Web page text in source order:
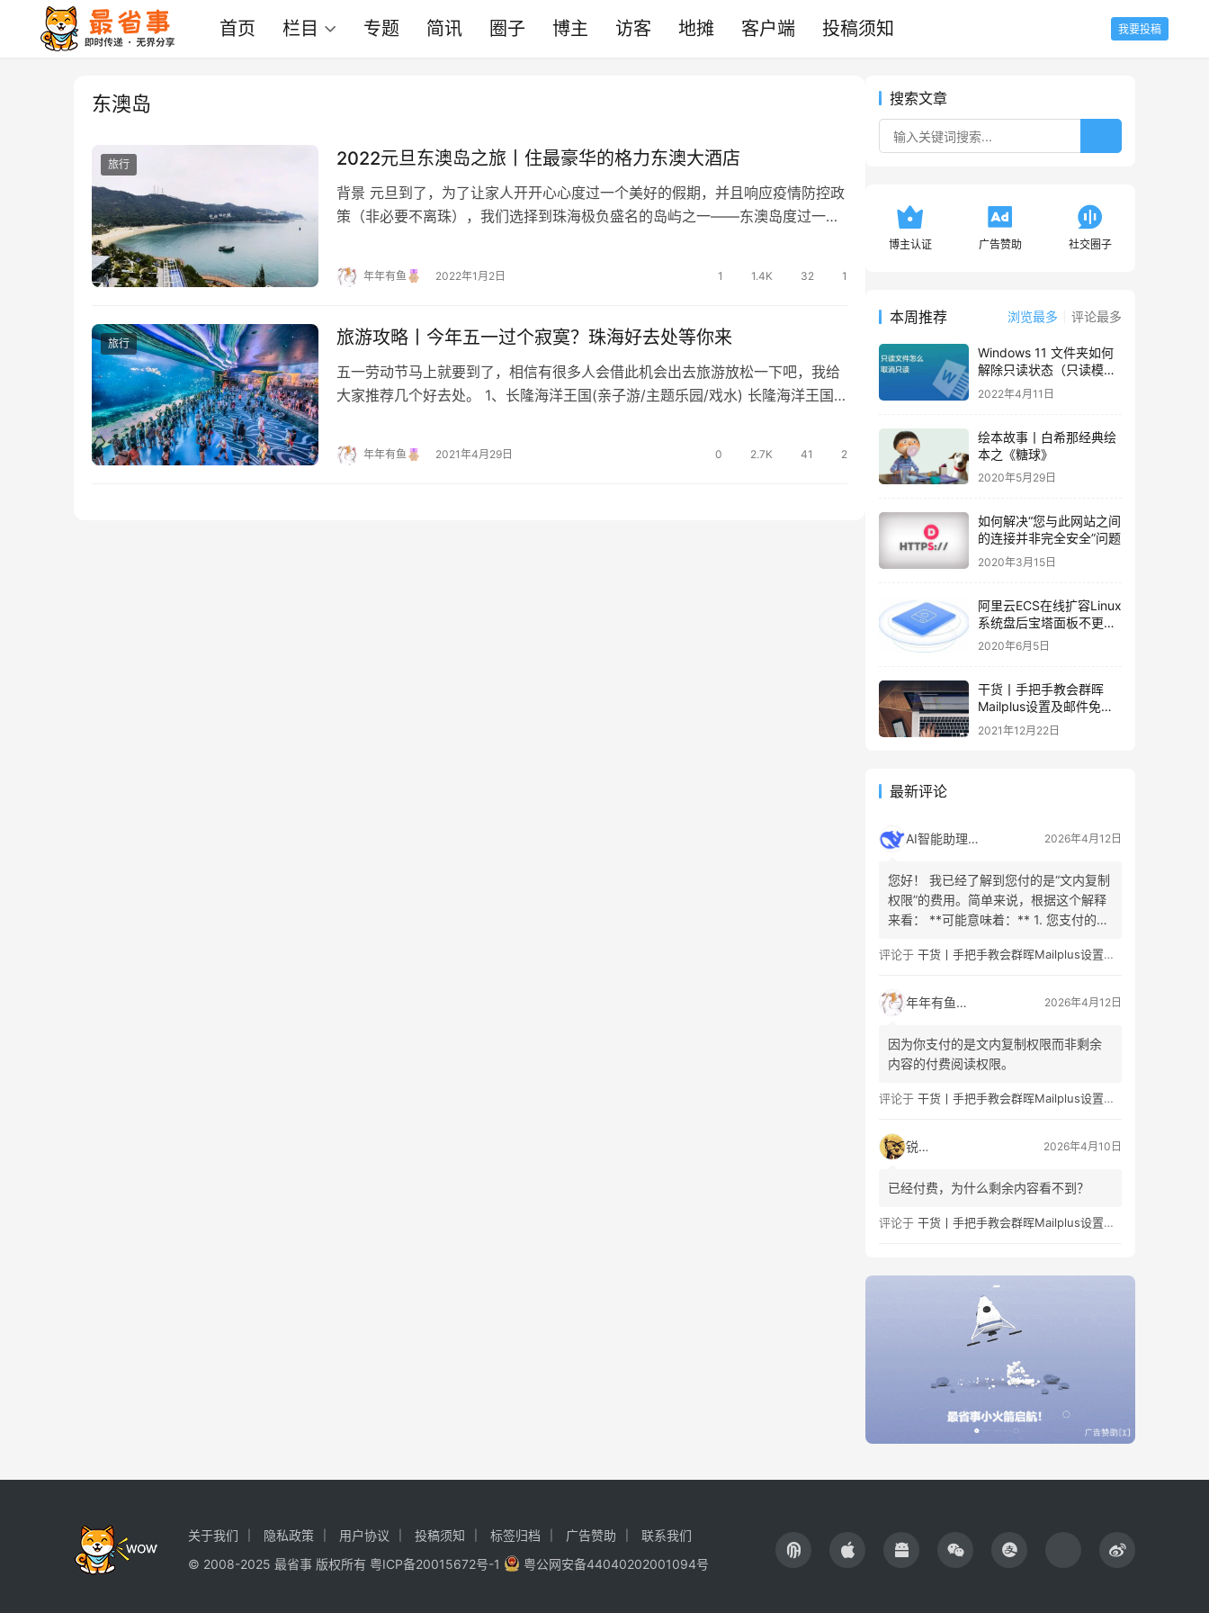
首页 栏目 专题 简讯 圈子 博主 访客 地摊 客户端 投稿须知 我要投稿
东澳岛
旅行 2022元旦东澳岛之旅丨住最豪华的格力东澳大酒店
背景 元旦到了，为了让家人开开心心度过一个美好的假期，并且响应疫情防控政
策（非必要不离珠），我们选择到珠海极负盛名的岛屿之一——东澳岛度过一个
年年有鱼 2022年1月2日 1 1.4K 32 1
旅行 旅游攻略丨今年五一过个寂寞？珠海好去处等你来
五一劳动节马上就要到了，相信有很多人会借此机会出去旅游放松一下吧，我给
大家推荐几个好去处。 1、长隆海洋王国(亲子游/主题乐园/戏水) 长隆海洋王国
年年有鱼 2021年4月29日 0 2.7K 41 2
搜索文章
博主认证 广告赞助 社交圈子
本周推荐 浏览最多 评论最多
Windows 11 文件夹如何
解除只读状态（只读模
式）
2022年4月11日
绘本故事丨白希那经典绘
本之《糖球》
2020年5月29日
如何解决“您与此网站之间
的连接并非完全安全”问题
2020年3月15日
阿里云ECS在线扩容Linux
系统盘后宝塔面板不更新
容量的解决办法
2020年6月5日
干货丨手把手教会群晖
Mailplus设置及邮件免拒
收（SPF、DMARC、
DKIM）
2021年12月22日
最新评论
AI智能助理 2026年4月12日
您好！ 我已经了解到您付的是“文内复制
权限”的费用。简单来说，根据这个解释
来看： **可能意味着：** 1. 您支付的是
内容**的权利（例如，已公开的文章部
理的分发。 2. 您看的内容是有限的、付
费/免费阅读的章节组合。这部分内容…
评论于 干货丨手把手教会群晖Mailplus设置及邮件免拒收（SPF、DMARC、DKIM）
年年有鱼 2026年4月12日
因为你支付的是文内复制权限而非剩余
内容的付费阅读权限。
评论于 干货丨手把手教会群晖Mailplus设置及邮件免拒收（SPF、DMARC、DKIM）
锐子 2026年4月10日
已经付费，为什么剩余内容看不到？
评论于 干货丨手把手教会群晖Mailplus设置及邮件免拒收（SPF、DMARC、DKIM）
关于我们 隐私政策 用户协议 投稿须知 标签归档 广告赞助
联系我们
© 2008-2025 最省事 版权所有 粤ICP备20015672号-1 粤公网安备44040202001094号